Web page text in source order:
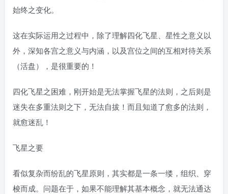
始终之变化。
这在实际运用之过程中，除了理解四化飞星、星性之意义以
外，深知各宫之意义与内涵，以及宫位之间的互相对待关系
（活盘），是很重要的！
四化飞星之困难，刚开始是无法掌握飞星的法则，之后则是
迷失在多重法则之下，无法自拔！而且知道了愈多的法则，
就愈迷乱！
飞星之要
看似复杂而纷乱的飞星原则，其实都是一条一缕，组织、穿
梭而成。问题在于，如果不能理解其基本概念，就无法通达